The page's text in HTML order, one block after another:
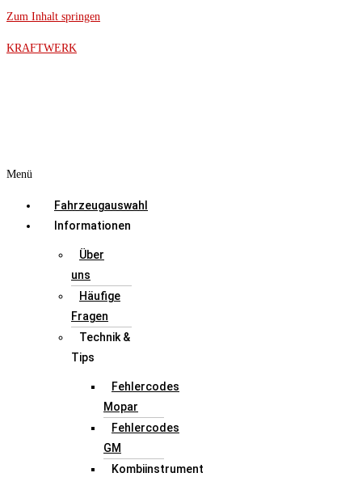
Zum Inhalt springen
KRAFTWERK
Menü
Fahrzeugauswahl
Informationen
Über
uns
Häufige
Fragen
Technik &
Tips
Fehlercodes
Mopar
Fehlercodes
GM
Kombiinstrument